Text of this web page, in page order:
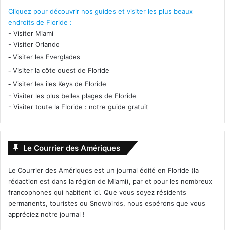
Cliquez pour découvrir nos guides et visiter les plus beaux
endroits de Floride :
- Visiter Miami
- Visiter Orlando
- Visiter les Everglades
- Visiter la côte ouest de Floride
- Visiter les îles Keys de Floride
- Visiter les plus belles plages de Floride
- Visiter toute la Floride : notre guide gratuit
Le Courrier des Amériques
Le Courrier des Amériques est un journal édité en Floride (la
rédaction est dans la région de Miami), par et pour les nombreux
francophones qui habitent ici. Que vous soyez résidents
permanents, touristes ou Snowbirds, nous espérons que vous
appréciez notre journal !